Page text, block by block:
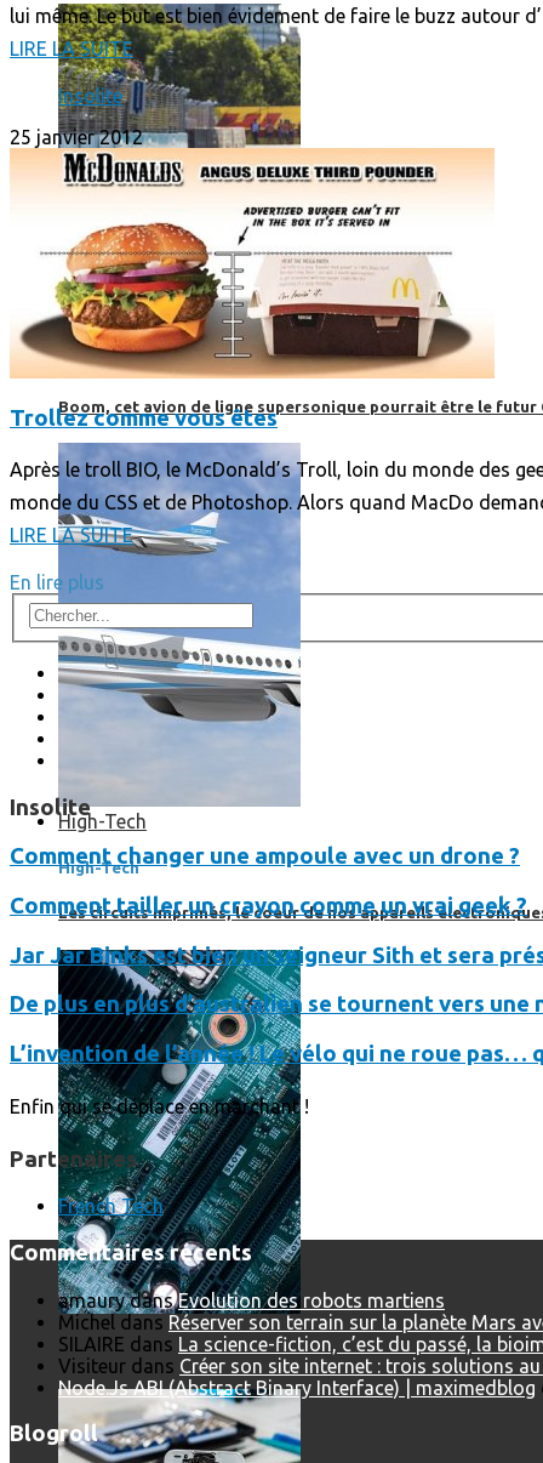
Boom, cet avion de ligne supersonique pourrait être le futur
High-Tech
High-Tech
Les circuits imprimés, le coeur de nos appareils
Prendre une extension de garantie pour vos appareils high-
lui même. Le but est bien évidement de faire le buzz autour
LIRE LA SUITE
Insolite
25 janvier 2012
Trollez comme vous êtes
Après le troll BIO, le McDonald’s Troll, loin du monde des
monde du CSS et de Photoshop. Alors quand MacDo
LIRE LA SUITE
En lire plus
Insolite
Comment changer une ampoule avec un drone ?
Comment tailler un crayon comme un vrai geek ?
Jar Jar Binks est bien un seigneur Sith et sera
De plus en plus d’australien se tournent vers
L’invention de l’année ! Le vélo qui ne roue pas…
Enfin qui se déplace en marchant !
Partenaires
French Tech
Commentaires récents
amaurydansEvolution des robots martiens
Michel dans Réserver son terrain sur la planète Mars
SILAIRE dans La science-fiction, c’est du passé, la
Visiteur dans Créer son site internet : trois solutions au
Node.Js ABI (Abstract Binary Interface) | maximedblog
Blogroll